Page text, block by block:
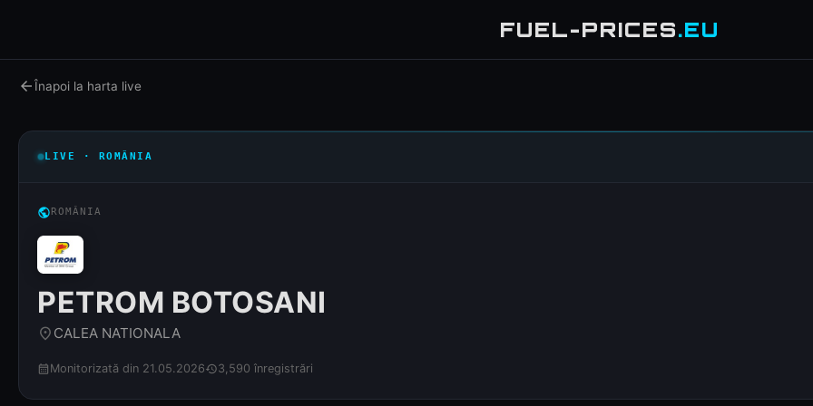
FUEL-PRICES.EU
arrow_backÎnapoi la harta live
LIVE · ROMÂNIA
publicROMÂNIA
PETROM BOTOSANI
place CALEA NATIONALA
calendar_month Monitorizată din 21.05.2026history3,590 înregistrări